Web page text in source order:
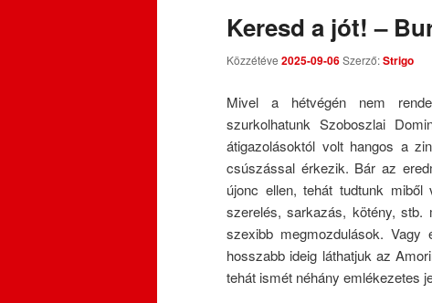
Keresd a jót! –
Közzétéve 2025-09-06Szerző:Strigo
Mivel a hétvégén nem
szurkolhatunk Szoboszlai
átigazolásoktól volt hangos a
csúszással érkezik. Bár az
újonc ellen, tehát tudtunk miből
szerelés, sarkazás, kötény,
szexibb megmozdulások.
hosszabb ideig láthatjuk az
tehát ismét néhány emlékezetes